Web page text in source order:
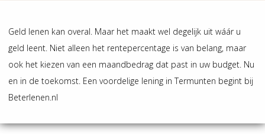
Geld lenen kan overal. Maar het maakt wel degelijk uit wáár u
geld leent. Niet alleen het rentepercentage is van belang, maar
ook het kiezen van een maandbedrag dat past in uw budget. Nu
en in de toekomst. Een voordelige lening in Termunten begint bij
Beterlenen.nl